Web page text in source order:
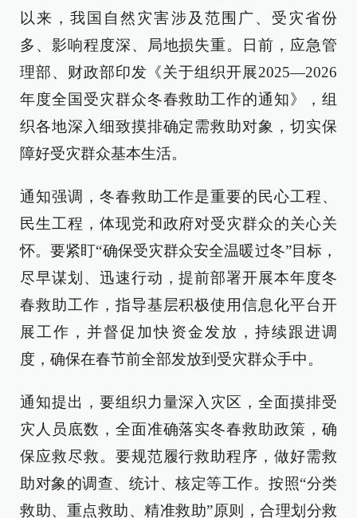
以来，我国自然灾害涉及范围广、受灾省份
多、影响程度深、局地损失重。日前，应急管
理部、财政部印发《关于组织开展2025—2026
年度全国受灾群众冬春救助工作的通知》，组
织各地深入细致摸排确定需救助对象，切实保
障好受灾群众基本生活。
通知强调，冬春救助工作是重要的民心工程、
民生工程，体现党和政府对受灾群众的关心关
怀。要紧盯“确保受灾群众安全温暖过冬”目标，
尽早谋划、迅速行动，提前部署开展本年度冬
春救助工作，指导基层积极使用信息化平台开
展工作，并督促加快资金发放，持续跟进调
度，确保在春节前全部发放到受灾群众手中。
通知提出，要组织力量深入灾区，全面摸排受
灾人员底数，全面准确落实冬春救助政策，确
保应救尽救。要规范履行救助程序，做好需救
助对象的调查、统计、核定等工作。按照“分类
救助、重点救助、精准救助”原则，合理划分救